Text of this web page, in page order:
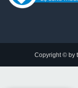
Copyright © by